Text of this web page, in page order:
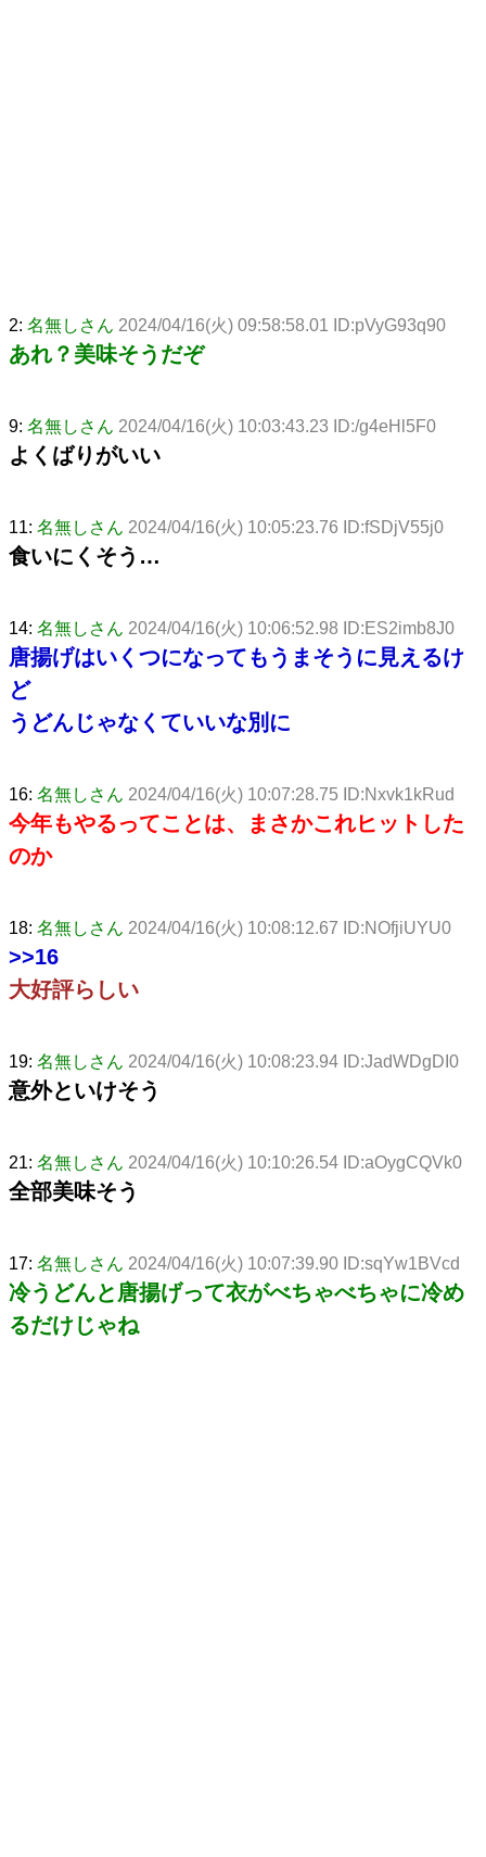
2: 名無しさん 2024/04/16(火) 09:58:58.01 ID:pVyG93q90
あれ？美味そうだぞ
9: 名無しさん 2024/04/16(火) 10:03:43.23 ID:/g4eHl5F0
よくばりがいい
11: 名無しさん 2024/04/16(火) 10:05:23.76 ID:fSDjV55j0
食いにくそう…
14: 名無しさん 2024/04/16(火) 10:06:52.98 ID:ES2imb8J0
唐揚げはいくつになってもうまそうに見えるけ
ど
うどんじゃなくていいな別に
16: 名無しさん 2024/04/16(火) 10:07:28.75 ID:Nxvk1kRud
今年もやるってことは、まさかこれヒットした
のか
18: 名無しさん 2024/04/16(火) 10:08:12.67 ID:NOfjiUYU0
>>16
大好評らしい
19: 名無しさん 2024/04/16(火) 10:08:23.94 ID:JadWDgDI0
意外といけそう
21: 名無しさん 2024/04/16(火) 10:10:26.54 ID:aOygCQVk0
全部美味そう
17: 名無しさん 2024/04/16(火) 10:07:39.90 ID:sqYw1BVcd
冷うどんと唐揚げって衣がべちゃべちゃに冷め
るだけじゃね